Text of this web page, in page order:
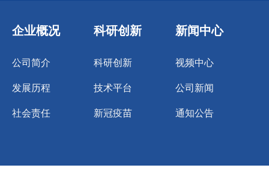
企业概况
公司简介
发展历程
社会责任
科研创新
科研创新
技术平台
新冠疫苗
新闻中心
视频中心
公司新闻
通知公告